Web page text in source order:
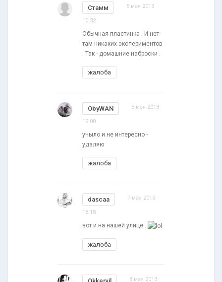
Стамм 5 мая 2013
10:32
Обычная пластинка . И нет
там никаких экспериментов
. Так - домашние наброски .
жалоба
ObyWAN 5 мая 2013
19:00
уныло и не интересно -
удаляю
жалоба
dascaa 7 мая 2013
18:18
вот и на нашей улице..
жалоба
8 мая 2013